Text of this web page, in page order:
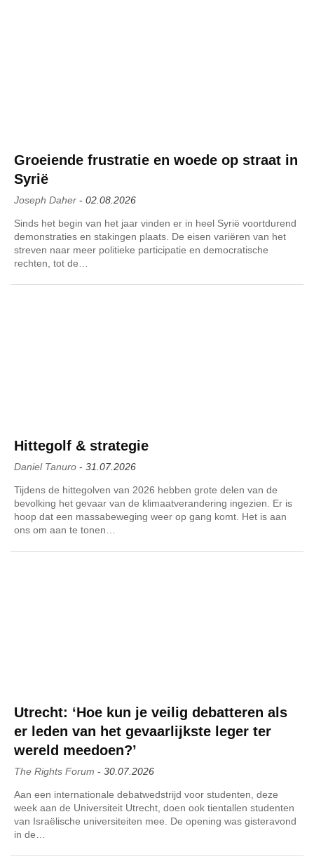
Groeiende frustratie en woede op straat in
Syrië
Joseph Daher - 02.08.2026
Sinds het begin van het jaar vinden er in heel Syrië voortdurend
demonstraties en stakingen plaats. De eisen variëren van het
streven naar meer politieke participatie en democratische
rechten, tot de…
Hittegolf & strategie
Daniel Tanuro - 31.07.2026
Tijdens de hittegolven van 2026 hebben grote delen van de
bevolking het gevaar van de klimaatverandering ingezien. Er is
hoop dat een massabeweging weer op gang komt. Het is aan
ons om aan te tonen…
Utrecht: ‘Hoe kun je veilig debatteren als
er leden van het gevaarlijkste leger ter
wereld meedoen?’
The Rights Forum - 30.07.2026
Aan een internationale debatwedstrijd voor studenten, deze
week aan de Universiteit Utrecht, doen ook tientallen studenten
van Israëlische universiteiten mee. De opening was gisteravond
in de…